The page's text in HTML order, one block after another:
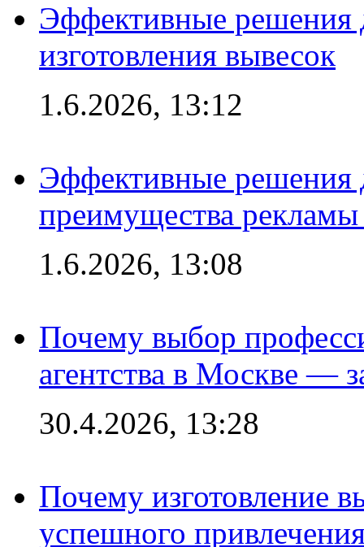
Эффективные решения
изготовления вывесок
1.6.2026, 13:12
Эффективные решения
преимущества рекламы
1.6.2026, 13:08
Почему выбор
агентства в Москве —
30.4.2026, 13:28
Почему изготовление
успешного